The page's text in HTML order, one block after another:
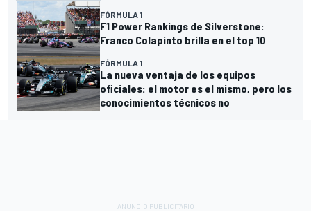
FÓRMULA 1
F1 Power Rankings de Silverstone:
Franco Colapinto brilla en el top 10
FÓRMULA 1
La nueva ventaja de los equipos
oficiales: el motor es el mismo, pero los
conocimientos técnicos no